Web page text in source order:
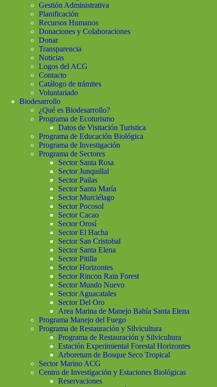
Gestión Administrativa
Planificación
Recursos Humanos
Donaciones y Colaboraciones
Donar
Transparencia
Noticias
Logos del ACG
Contacto
Catálogo de trámites
Voluntariado
Biodesarrollo
¿Qué es Biodesarrollo?
Programa de Ecoturismo
Datos de Visitación Turistica
Programa de Educación Biológica
Programa de Investigación
Programa de Sectores
Sector Santa Rosa
Sector Junquillal
Sector Pailas
Sector Santa María
Sector Murciélago
Sector Pocosol
Sector Cacao
Sector Orosí
Sector El Hacha
Sector San Cristobal
Sector Santa Elena
Sector Pitilla
Sector Horizontes
Sector Rincon Rain Forest
Sector Mundo Nuevo
Sector Aguacatales
Sector Del Oro
Area Marina de Manejo Bahía Santa Elena
Programa Manejo del Fuego
Programa de Restauración y Silvicultura
Programa de Restauración y Silvicultura
Estación Experimiental Forestal Horizontes
Arboretum de Bosque Seco Tropical
Sector Marino ACG
Centro de Investigación y Estaciones Biológicas
Reservaciones